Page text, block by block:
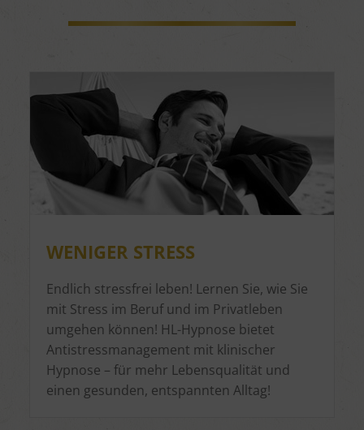
WENIGER STRESS
Endlich stressfrei leben! Lernen Sie, wie Sie
mit Stress im Beruf und im Privatleben
umgehen können! HL-Hypnose bietet
Antistressmanagement mit klinischer
Hypnose – für mehr Lebensqualität und
einen gesunden, entspannten Alltag!